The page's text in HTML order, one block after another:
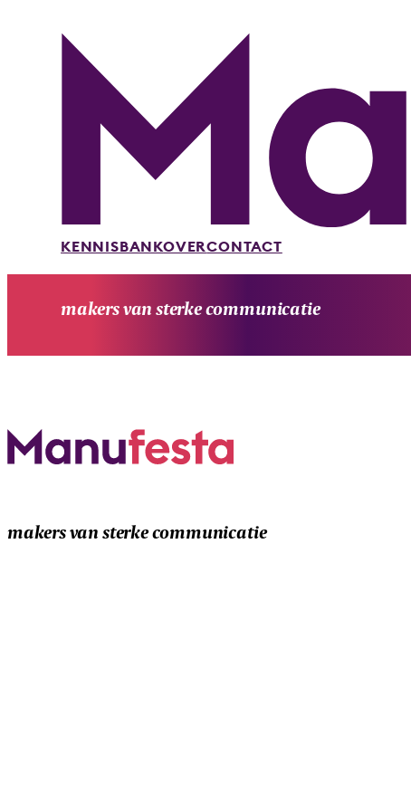
KENNISBANKOVERCONTACT
makers van sterke communicatie
makers van sterke communicatie